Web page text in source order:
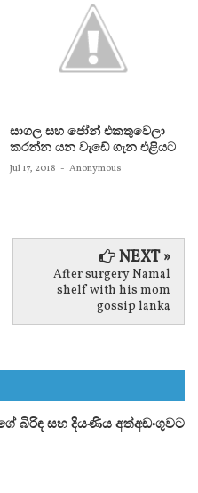
සාගල සහ ජෝන් එකතුවෙලා
කරන්න යන වැඩේ ගැන එළියට
Jul 17, 2018 - Anonymous
NEXT »
After surgery Namal
shelf with his mom
gossip lanka
බිරිඳ සහ දියණිය අත්අඩංගුවට